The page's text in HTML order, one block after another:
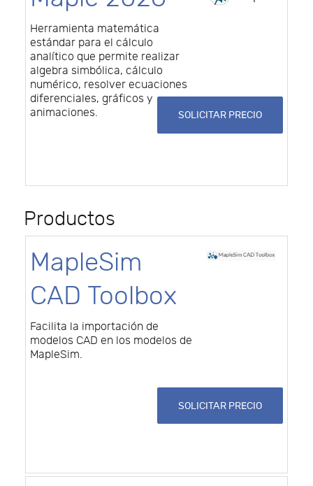
Herramienta matemática
estándar para el cálculo
analítico que permite realizar
algebra simbólica, cálculo
numérico, resolver ecuaciones
diferenciales, gráficos y
animaciones.
SOLICITAR PRECIO
Productos
MapleSim
CAD Toolbox
Facilita la importación de
modelos CAD en los modelos de
MapleSim.
SOLICITAR PRECIO